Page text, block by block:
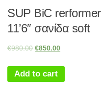
SUP BiC rerformer
11’6″ σανίδα soft
€980.00 €850.00
Add to cart